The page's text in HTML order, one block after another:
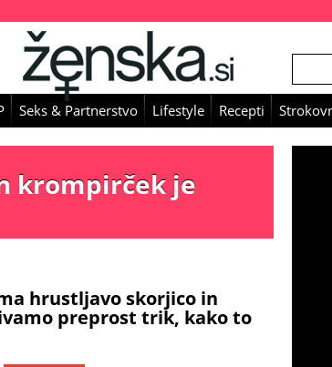
Seks & Partnerstvo Lifestyle Recepti
krompirček je
hrustljavo skorjico in
preprost trik, kako to